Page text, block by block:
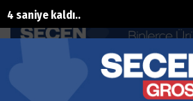
3 saniye kaldı..